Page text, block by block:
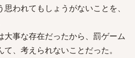
われてもしょうがないことを、
大事な存在だったから、罰ゲーム
、考えられないことだった。